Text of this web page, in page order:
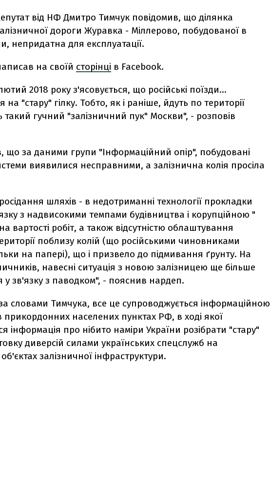
від НФ Дмитро Тимчук повідомив, що ділянка
дороги Журавка - Міллерово, побудованої в
непридатна для експлуатації.
на своїй сторінці в Facebook.
2018 року з'ясовується, що російські поїзди...
на "стару" гілку. Тобто, як і раніше, йдуть по території
такий гучний "залізничний пук" Москви", - розповів
що за даними групи "Інформаційний опір", побудовані
виявилися несправними, а залізнична колія просіла
шляхів - в недотриманні технології прокладки
з надвисокими темпами будівництва і корупційною "
вартості робіт, а також відсутністю облаштування
поблизу колій (що російськими чиновниками
на папері), що і призвело до підмивання ґрунту. На
навесні ситуація з новою залізницею ще більше
у зв'язку з паводком", - пояснив нардеп.
словами Тимчука, все це супроводжується інформаційною
прикордонних населених пунктах РФ, в ході якої
інформація про нібито наміри України розібрати "стару"
диверсій силами українських спецслужб на
залізничної інфраструктури.